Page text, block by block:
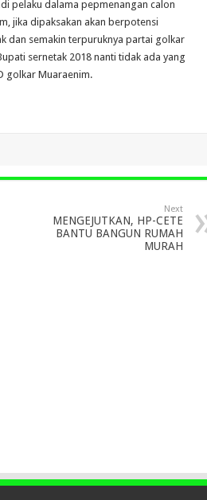
pelaku dalama pepmenangan calon
jika dipaksakan akan berpotensi
dan semakin terpuruknya partai golkar
sernetak 2018 nanti tidak ada yang
golkar Muaraenim.
Next
MENGEJUTKAN, HP-CETE
BANTU BANGUN RUMAH
MURAH